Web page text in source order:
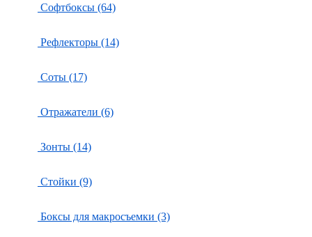
Софтбоксы (64)
Рефлекторы (14)
Соты (17)
Отражатели (6)
Зонты (14)
Стойки (9)
Боксы для макросъемки (3)